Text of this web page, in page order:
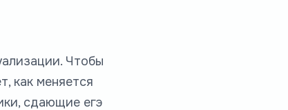
Чтобы
как меняется
сдающие егэ